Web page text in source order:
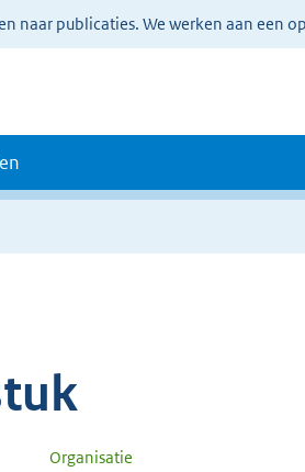
naar publicaties. We werken aan een
Organisatie